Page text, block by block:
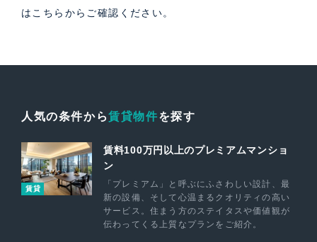
は こちら からご確認ください。
人気の条件から賃貸物件を探す
賃貸
賃料100万円以上のプレミアムマンショ
ン
「プレミアム」と呼ぶにふさわしい設計、最
新の設備、そして心温まるクオリティの高い
サービス。住まう方のステイタスや価値観が
伝わってくる上質なプランをご紹介。